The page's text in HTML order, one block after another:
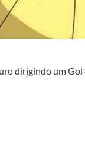
dirigindo um